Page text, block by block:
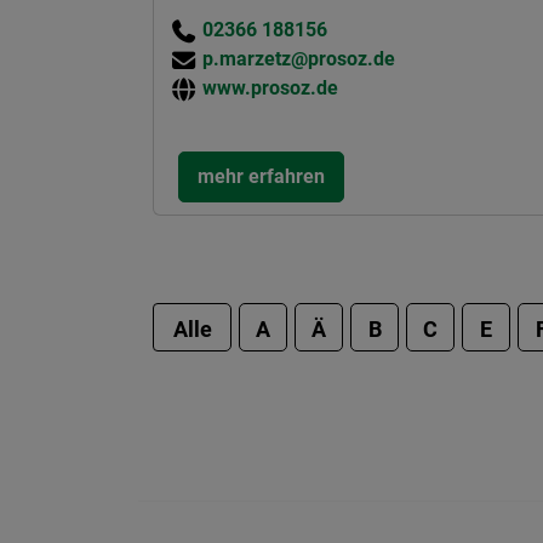
02366 188156
p.marzetz@prosoz.de
www.prosoz.de
mehr erfahren
Alle A Ä B C E